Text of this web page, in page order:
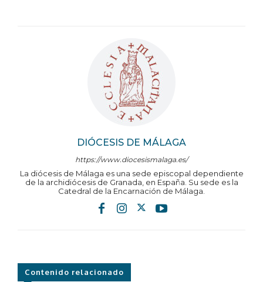
DIÓCESIS DE MÁLAGA
https://www.diocesismalaga.es/
La diócesis de Málaga es una sede episcopal dependiente
de la archidiócesis de Granada, en España. Su sede es la
Catedral de la Encarnación de Málaga.
Contenido relacionado